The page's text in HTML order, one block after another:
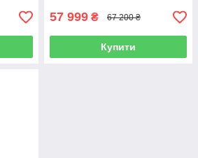
57 999 ₴ 67 200 ₴
Купити